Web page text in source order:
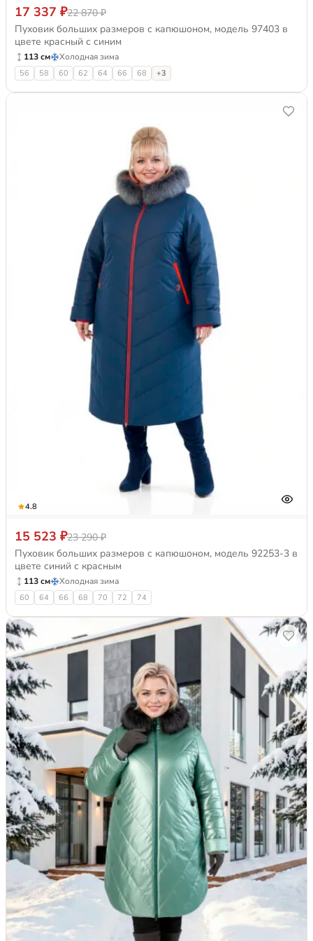
17 337 ₽22 870 ₽
Пуховик больших размеров с капюшоном, модель 97403 в
цвете красный с синим
113 см Холодная зима
56 58 60 62 64 66 68 +3
4.8
15 523 ₽23 290 ₽
Пуховик больших размеров с капюшоном, модель 92253-3 в
цвете синий с красным
113 см Холодная зима
60 64 66 68 70 72 74